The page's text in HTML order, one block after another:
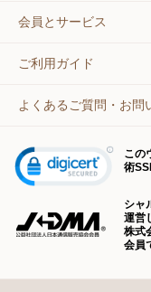
会員とサービス
ご利用ガイド
よくあるご質問・お問
この
術
シャ
運営
株式
会員